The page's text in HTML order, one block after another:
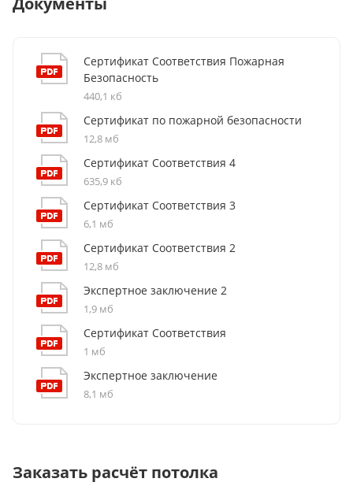
Сертификат Соответствия Пожарная
Безопасность
440,1 кб
Сертификат по пожарной безопасности
12,8 мб
Сертификат Соответствия 4
635,9 кб
Сертификат Соответствия 3
6,1 мб
Сертификат Соответствия 2
12,8 мб
Экспертное заключение 2
1,9 мб
Сертификат Соответствия
1 мб
Экспертное заключение
8,1 мб
Заказать расчёт потолка